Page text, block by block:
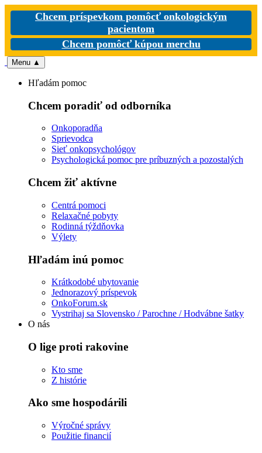
Chcem príspevkom pomôcť onkologickým
pacientom
Chcem pomôcť kúpou merchu
Menu ▲
Hľadám pomoc
Chcem poradiť od odborníka
Onkoporadňa
Sprievodca
Sieť onkopsychológov
Psychologická pomoc pre príbuzných a pozostalých
Chcem žiť aktívne
Centrá pomoci
Relaxačné pobyty
Rodinná týždňovka
Výlety
Hľadám inú pomoc
Krátkodobé ubytovanie
Jednorazový príspevok
OnkoForum.sk
Vystrihaj sa Slovensko / Parochne / Hodvábne šatky
O nás
O lige proti rakovine
Kto sme
Z histórie
Ako sme hospodárili
Výročné správy
Použitie financií